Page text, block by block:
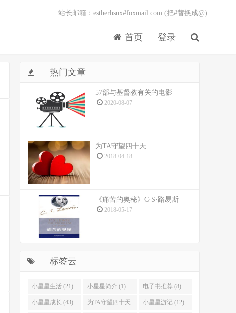
首页 登录
站长邮箱：estherhsux#foxmail.com (把#替换成@)
热门文章
57部与基督教有关的电影
2020-08-07
为TA守望四十天
2018-04-18
《痛苦的奥秘》C·S·路易斯
2018-05-17
标签云
小星星生活 (21) 小星星简介 (1) 电子书推荐 (8)
小星星成长 (43) 为TA守望四十天 小星星游记 (12)